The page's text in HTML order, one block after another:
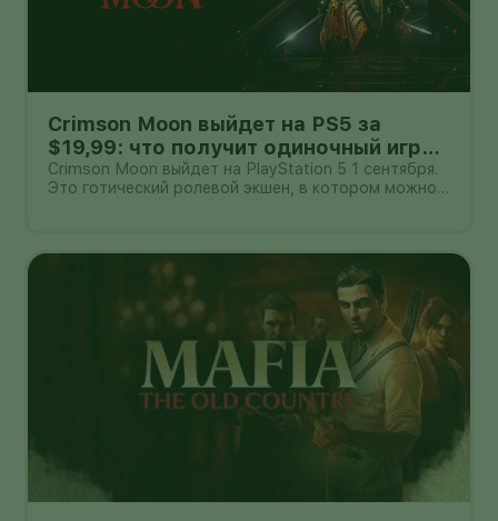
Crimson Moon выйдет на PS5 за
$19,99: что получит одиночный игрок
и пара в кооперативе
Crimson Moon выйдет на PlayStation 5 1 сентября.
Это готический ролевой экшен, в котором можно
рынка: стоимость в другом рег